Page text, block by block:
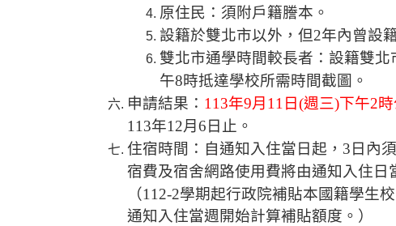
原住民：須附戶籍謄本。
設籍於雙北市以外，但2年內曾設
雙北市通學時間較長者：設籍雙
午8時抵達學校所需時間截圖。
申請結果： 113年9月 11 日 (週三)下午2
113年12月 6 日止。
住宿時間： 自通知入住當日起， 3 日內
宿費及宿舍網路使用費將由通知入住
（112-2學期起行政院補貼本國籍學生
通知入住當週開始計算補貼額度。）